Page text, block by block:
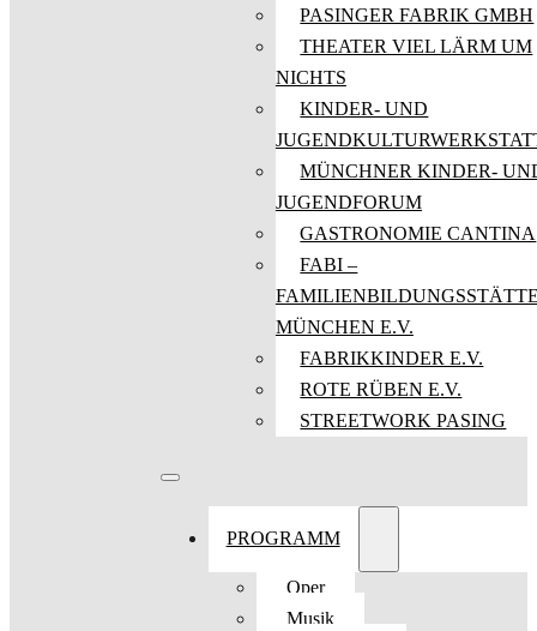
PASINGER FABRIK GMBH
THEATER VIEL LÄRM UM
NICHTS
KINDER- UND
MÜNCHNER KINDER-
JUGENDFORUM
GASTRONOMIE CANTINA
FABI –
MÜNCHEN E.V.
FABRIKKINDER E.V.
ROTE RÜBEN E.V.
STREETWORK PASING
PROGRAMM
Oper
Musik